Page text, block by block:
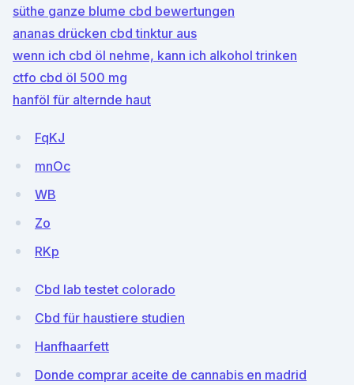
süthe ganze blume cbd bewertungen
ananas drücken cbd tinktur aus
wenn ich cbd öl nehme, kann ich alkohol trinken
ctfo cbd öl 500 mg
hanföl für alternde haut
FqKJ
mnOc
WB
Zo
RKp
Cbd lab testet colorado
Cbd für haustiere studien
Hanfhaarfett
Donde comprar aceite de cannabis en madrid